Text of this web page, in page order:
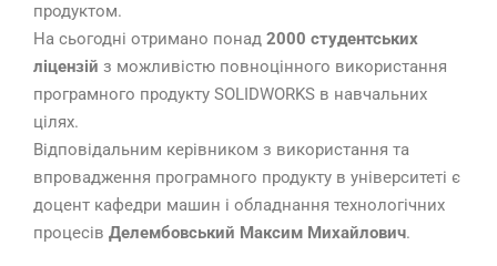
продуктом.
На сьогодні отримано понад 2000 студентських
ліцензій з можливістю повноцінного використання
програмного продукту SOLIDWORKS в навчальних
цілях.
Відповідальним керівником з використання та
впровадження програмного продукту в університеті є
доцент кафедри машин і обладнання технологічних
процесів Делембовський Максим Михайлович.